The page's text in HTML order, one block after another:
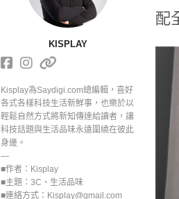
配
KISPLAY
Kisplay為Saydigi.com總編輯，喜好
各式各樣科技生活新鮮事，也樂於以
輕鬆自然方式將新知傳達給讀者，讓
科技話題與生活品味永遠圍繞在彼此
身邊。
—
■作者：Kisplay
■主題：3C、生活品味
■連絡方式：Kisplay@gmail.com